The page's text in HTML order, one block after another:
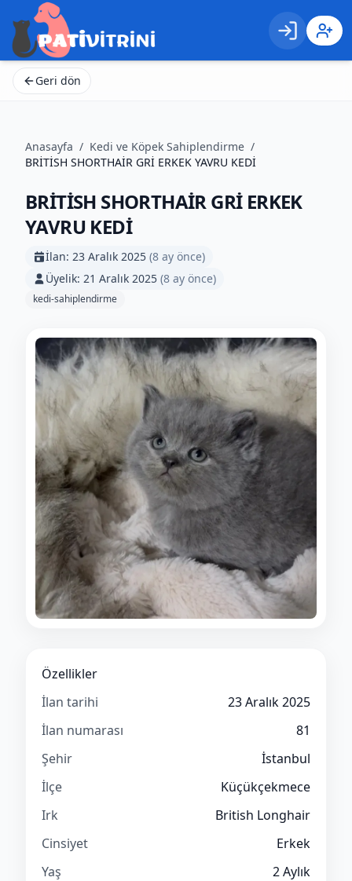
Giriş Kayıt
Geri dön
Anasayfa / Kedi ve Köpek Sahiplendirme /
BRİTİSH SHORTHAİR GRİ ERKEK YAVRU KEDİ
BRİTİSH SHORTHAİR GRİ ERKEK
YAVRU KEDİ
İlan: 23 Aralık 2025 (8 ay önce)
Üyelik: 21 Aralık 2025 (8 ay önce)
kedi-sahiplendirme
Özellikler
İlan tarihi
23 Aralık 2025
İlan numarası
81
Şehir
İstanbul
İlçe
Küçükçekmece
Irk
British Longhair
Cinsiyet
Erkek
Yaş
2 Aylık